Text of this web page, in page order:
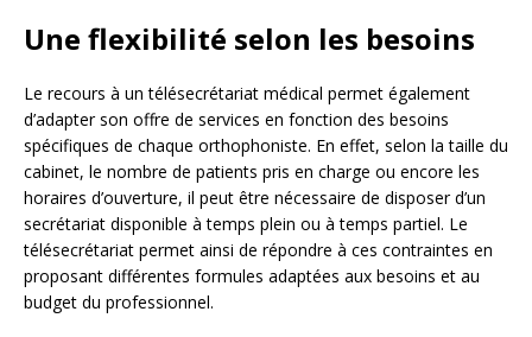
Une flexibilité selon les besoins
Le recours à un télésecrétariat médical permet également
d’adapter son offre de services en fonction des besoins
spécifiques de chaque orthophoniste. En effet, selon la taille du
cabinet, le nombre de patients pris en charge ou encore les
horaires d’ouverture, il peut être nécessaire de disposer d’un
secrétariat disponible à temps plein ou à temps partiel. Le
télésecrétariat permet ainsi de répondre à ces contraintes en
proposant différentes formules adaptées aux besoins et au
budget du professionnel.